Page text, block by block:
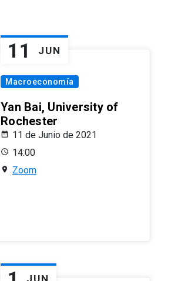
11 JUN
Macroeconomía
Yan Bai, University of
Rochester
11 de Junio de 2021
14:00
Zoom